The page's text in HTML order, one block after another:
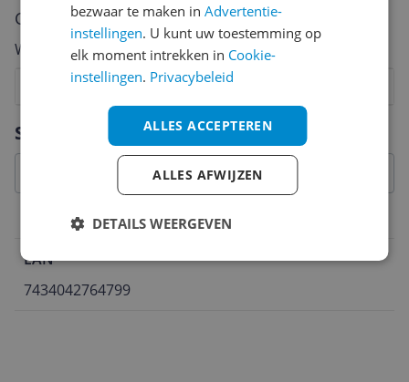
Specificaties
Belangrijkste kenmerken
EAN
7434042764799
Cijfer
Welk cijfer geef jij dit product?
6
5
4
3
2
Vraag 1 van 4
bezwaar te maken inAdvertentie-
instellingen. U kunt uw toestemming op
elk moment intrekken in Cookie-
instellingen. Privacybeleid
ALLES ACCEPTEREN
ALLES AFWIJZEN
DETAILS WEERGEVEN